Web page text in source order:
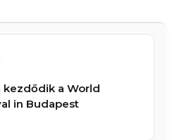
kezdődik a World
in Budapest